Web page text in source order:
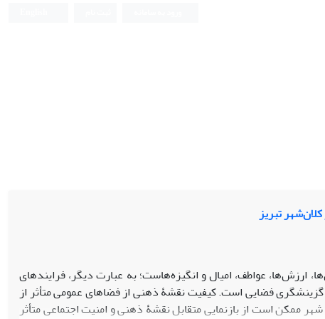
تبریز
عواطف، امیال و انگیزه‌هاست؛ به عبارت دیگر، فرایندهای
گزینشگری فضایی است. کیفیت نقشۀ ذهنی از فضاهای عمومی‌ متأثر از
ممکن است از بازنمایی متقابل نقشۀ ذهنی و امنیت اجتماعی متأثر